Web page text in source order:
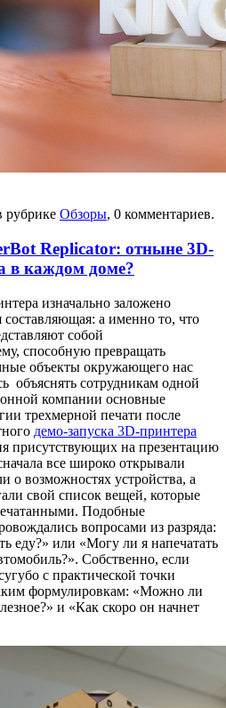
рубрике Обзоры, 0 комментариев.
Replicator: отныне 3D-
в каждом доме?
изначально заложено
составляющая: а именно то, что
собой
способную превращать
объекты окружающего нас
объяснять сотрудникам одной
компании основные
трехмерной печати после
демо-запуска 3D-принтера
присутствующих на презентацию
все широко открывали
о возможностях устройства, а
свой список вещей, которые
Подобные
вопросами из разряда:
еду?» или «Могу ли я напечатать
Собственно, если
с практической точки
формулировкам: «Можно ли
и «Как скоро он начнет